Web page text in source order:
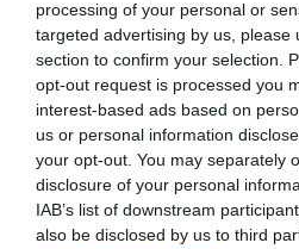
processing of your personal or
targeted advertising by us, please
section to confirm your selection.
opt-out request is processed you
interest-based ads based on
us or personal information
your opt-out. You may separately
disclosure of your personal
IAB’s list of downstream
also be disclosed by us to third